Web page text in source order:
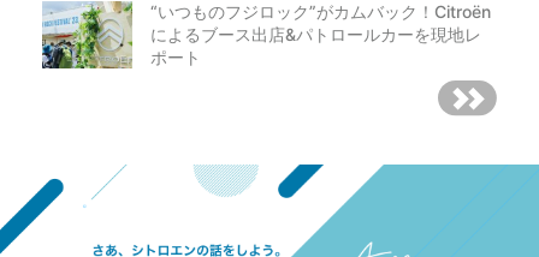
“いつものフジロック”がカムバック！Citroën
によるブース出店&パトロールカーを現地レ
ポート